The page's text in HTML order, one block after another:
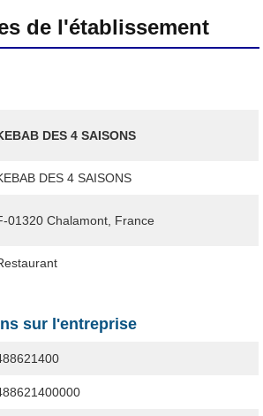
de l'établissement
DES 4 SAISONS
DES 4 SAISONS
01320 Chalamont, France
sur l'entreprise